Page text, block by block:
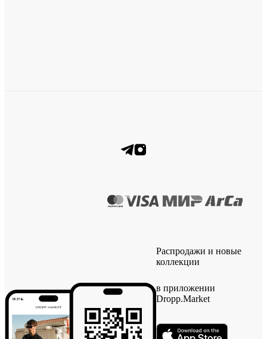
Распродажи и новые
коллекции
в приложении
Dropp.Market